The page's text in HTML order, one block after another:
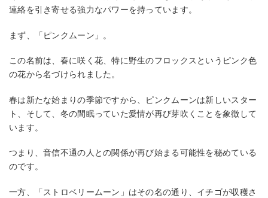
連絡を引き寄せる強力なパワーを持っています。
まず、「ピンクムーン」。
この名前は、春に咲く花、特に野生のフロックスというピンク色
の花から名づけられました。
春は新たな始まりの季節ですから、ピンクムーンは新しいスター
ト、そして、冬の間眠っていた愛情が再び芽吹くことを象徴して
います。
つまり、音信不通の人との関係が再び始まる可能性を秘めている
のです。
一方、「ストロベリームーン」はその名の通り、イチゴが収穫さ